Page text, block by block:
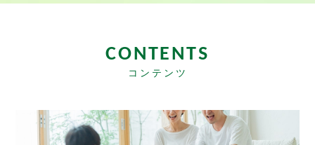
CONTENTS
コンテンツ